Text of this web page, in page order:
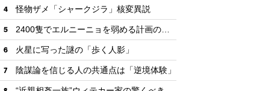
・
怪物ザメ「シャークジラ」核変異説
・
・
火星に写った謎の「歩く人影」
・
陰謀論を信じる人の共通点は「逆境体験」
・